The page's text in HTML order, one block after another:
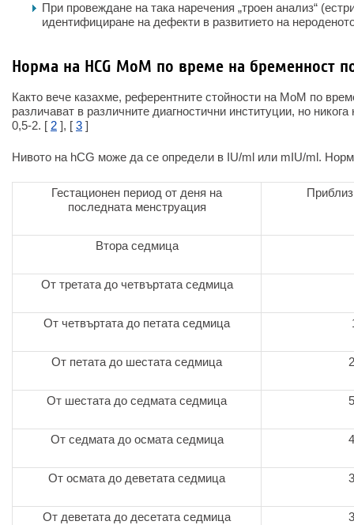
При провеждане на така наречения „троен анализ“
идентифициране на дефекти в развитието на
Норма на HCG MoM по време на бременност
Както вече казахме, референтните стойности на MoM по
различават в различните диагностични институции, но
0,5-2. [ 2 ], [ 3 ]
Нивото на hCG може да се определи в IU/ml или mIU/ml.
Гестационен период от деня на
последната менструация
Втора седмица
От третата до четвъртата седмица
От четвъртата до петата седмица
От петата до шестата седмица
От шестата до седмата седмица
От седмата до осмата седмица
От осмата до деветата седмица
От деветата до десетата седмица